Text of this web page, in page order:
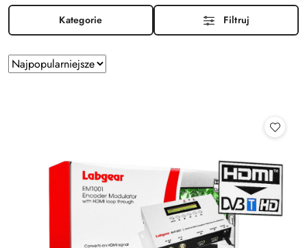
Kategorie Filtruj
Zastosowano
sortowanie:
Sortuj
według